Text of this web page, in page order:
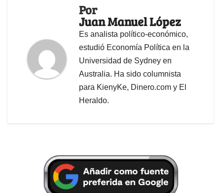
Por
Juan Manuel López
Es analista político-económico,
estudió Economía Política en la
Universidad de Sydney en
Australia. Ha sido columnista
para KienyKe, Dinero.com y El
Heraldo.